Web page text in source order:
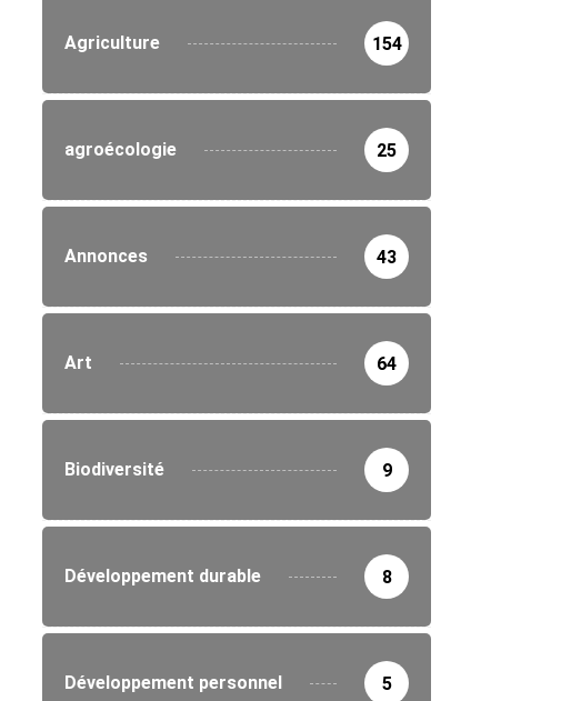
Agriculture 154
agroécologie 25
Annonces 43
Art 64
Biodiversité 9
Développement durable 8
Développement personnel 5